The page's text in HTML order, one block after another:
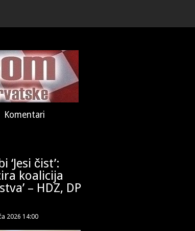
Komentari
‘Jesi čist’:
koalicija
– HDZ, DP
2026 14:00